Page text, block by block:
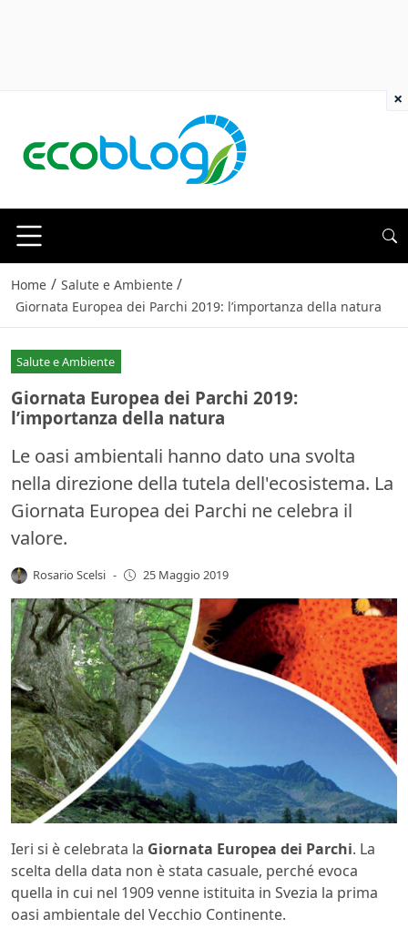
Home / Salute e Ambiente /
Giornata Europea dei Parchi 2019: l’importanza della natura
Salute e Ambiente
Giornata Europea dei Parchi 2019:
l’importanza della natura
Le oasi ambientali hanno dato una svolta
nella direzione della tutela dell'ecosistema. La
Giornata Europea dei Parchi ne celebra il
valore.
Rosario Scelsi - 25 Maggio 2019
Ieri si è celebrata la Giornata Europea dei Parchi. La
scelta della data non è stata casuale, perché evoca
quella in cui nel 1909 venne istituita in Svezia la prima
oasi ambientale del Vecchio Continente.
×